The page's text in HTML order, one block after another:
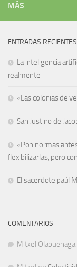
MÁS
ENTRADAS RECIENTES
La inteligencia
realmente
«Las colonias de
San Justino de
«Pon normas
flexibilizarlas, pero
El sacerdote paúl
COMENTARIOS
Mitxel Olabuenaga